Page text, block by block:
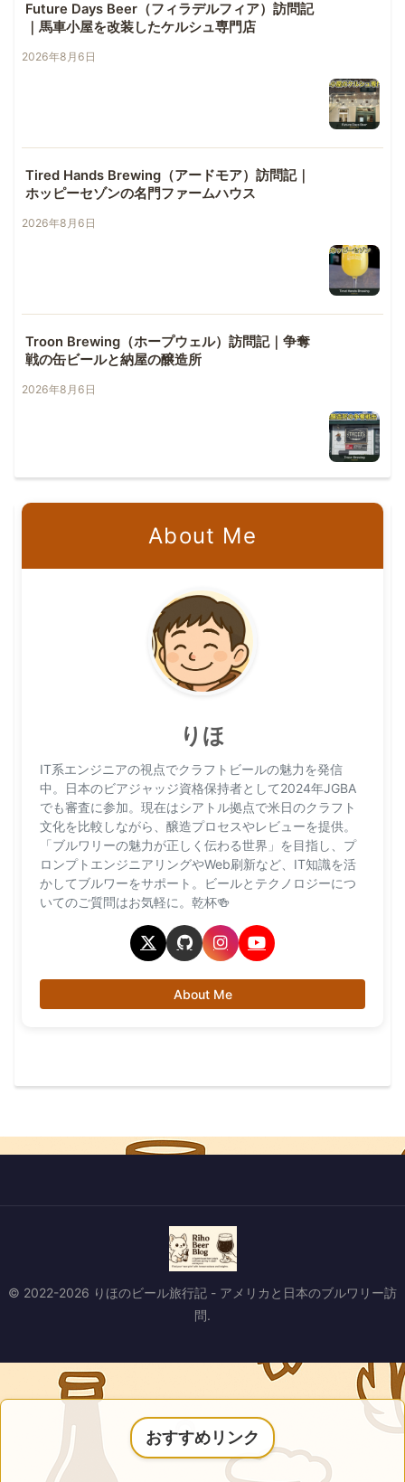
Future Days Beer（フィラデルフィア）訪問記
｜馬車小屋を改装したケルシュ専門店
2026年8月6日
Tired Hands Brewing（アードモア）訪問記｜
ホッピーセゾンの名門ファームハウス
2026年8月6日
Troon Brewing（ホープウェル）訪問記｜争奪
戦の缶ビールと納屋の醸造所
2026年8月6日
About Me
りほ
IT系エンジニアの視点でクラフトビールの魅力を発信
中。日本のビアジャッジ資格保持者として2024年JGBA
でも審査に参加。現在はシアトル拠点で米日のクラフト
文化を比較しながら、醸造プロセスやレビューを提供。
「ブルワリーの魅力が正しく伝わる世界」を目指し、プ
ロンプトエンジニアリングやWeb刷新など、IT知識を活
かしてブルワーをサポート。ビールとテクノロジーにつ
いてのご質問はお気軽に。乾杯🍻
About Me
© 2022-2026 りほのビール旅行記 - アメリカと日本のブルワリー訪
問.
おすすめリンク